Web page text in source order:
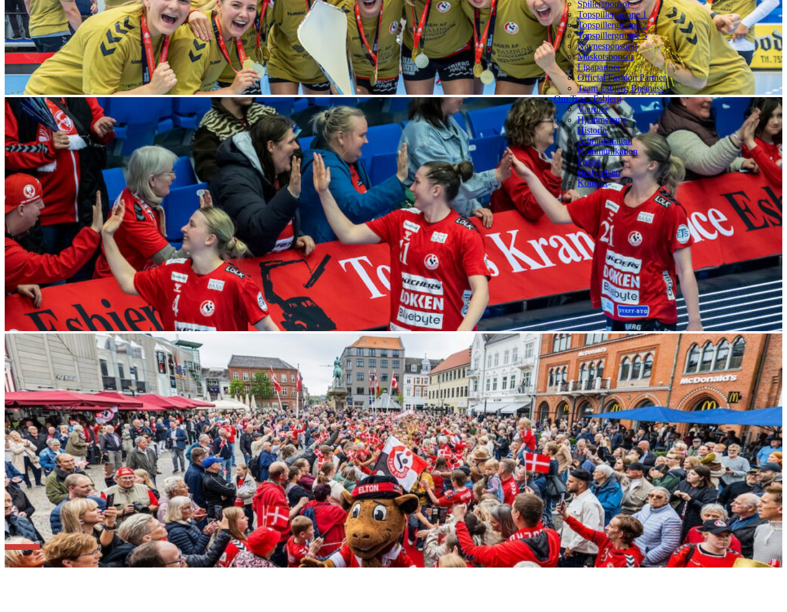
Spillersponsor
Topspillergruppe 1
Topspillergruppe 2
Topspillergruppe 3
Navnesponsorat
Maskotsponsor
Ligapartner
Official Fashion Partner
Team Esbjerg Business
Om Team Esbjerg
Værdier
Hjemmebane
Historie
Administration
Kommunikation
Presse
Bestyrelsen
Kontakt